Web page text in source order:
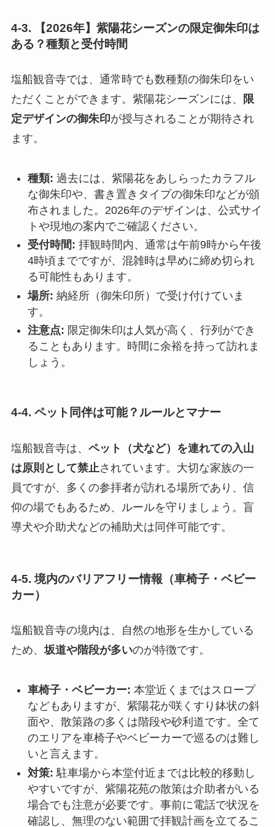
4-3. 【2026年】紫陽花シーズンの限定御朱印は
ある？種類と受付時間
塩船観音寺では、通常時でも数種類の御朱印をい
ただくことができます。紫陽花シーズンには、
限
定デザインの御朱印が授与されることが期待され
ます。
種類: 過去には、紫陽花をあしらったカラフル
な御朱印や、書き置きタイプの御朱印などが頒
布されました。2026年のデザインは、公式サイ
トや現地の案内でご確認ください。
受付時間: 拝観時間内、通常は午前9時から午後
4時頃までですが、混雑時は早めに締め切られ
る可能性もあります。
場所: 納経所（御朱印所）で受け付けていま
す。
注意点: 限定御朱印は人気が高く、行列ができ
ることもあります。時間に余裕を持って訪れま
しょう。
4-4. ペット同伴は可能？ルールとマナー
塩船観音寺は、 ペット（犬など）を連れての入山
は原則として禁止されています。大切な家族の一
員ですが、多くの参拝者が訪れる場所であり、信
仰の場でもあるため、ルールを守りましょう。盲
導犬や介助犬などの補助犬は同伴可能です。
4-5. 境内のバリアフリー情報（車椅子・ベビー
カー）
塩船観音寺の境内は、自然の地形を生かしている
ため、坂道や階段が多いのが特徴です。
車椅子・ベビーカー: 本堂近くまではスロープ
などもありますが、紫陽花が咲くすり鉢状の斜
面や、散策路の多くは階段や砂利道です。全て
のエリアを車椅子やベビーカーで巡るのは難し
いと言えます。
対策: 駐車場から本堂付近までは比較的移動し
やすいですが、紫陽花苑の散策は介助者がいる
場合でも注意が必要です。事前に電話で状況を
確認し、無理のない範囲で拝観計画を立てるこ